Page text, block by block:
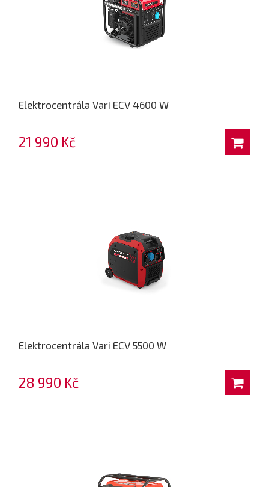
Elektrocentrála Vari ECV 4600 W
21 990 Kč
Elektrocentrála Vari ECV 5500 W
28 990 Kč